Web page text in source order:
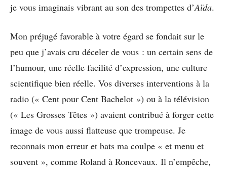
je vous imaginais vibrant au son des trompettes d’Aïda.
Mon préjugé favorable à votre égard se fondait sur le
peu que j’avais cru déceler de vous : un certain sens de
l’humour, une réelle facilité d’expression, une culture
scientifique bien réelle. Vos diverses interventions à la
radio (« Cent pour Cent Bachelot ») ou à la télévision
(« Les Grosses Têtes ») avaient contribué à forger cette
image de vous aussi flatteuse que trompeuse. Je
reconnais mon erreur et bats ma coulpe « et menu et
souvent », comme Roland à Roncevaux. Il n’empêche,